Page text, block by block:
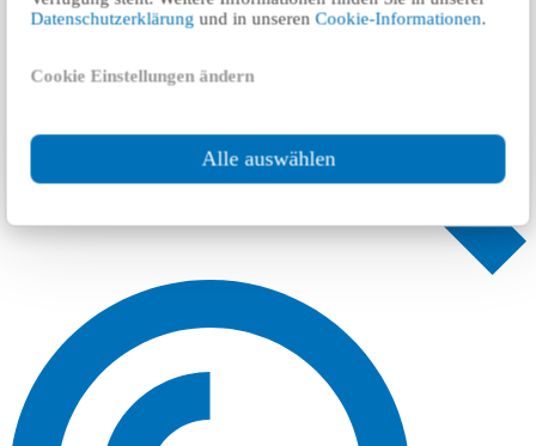
Datenschutzerklärung und in unserenCookie-Informationen.
Cookie Einstellungen ändern
Alle auswählen